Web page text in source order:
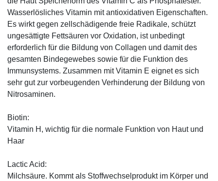
Wasserlösliches Vitamin mit antioxidativen Eigenschaften.
Es wirkt gegen zellschädigende freie Radikale, schützt
ungesättigte Fettsäuren vor Oxidation, ist unbedingt
erforderlich für die Bildung von Collagen und damit des
gesamten Bindegewebes sowie für die Funktion des
Immunsystems. Zusammen mit Vitamin E eignet es sich
sehr gut zur vorbeugenden Verhinderung der Bildung von
Nitrosaminen.
Biotin:
Vitamin H, wichtig für die normale Funktion von Haut und
Haar
Lactic Acid:
Milchsäure. Kommt als Stoffwechselprodukt im Körper und